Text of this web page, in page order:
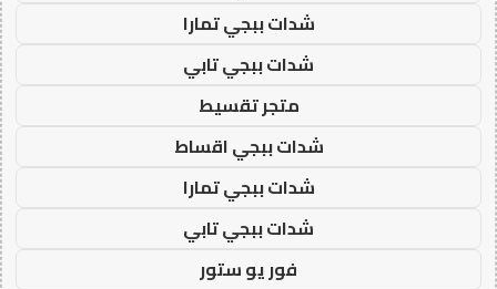
شدات ببجي تمارا
شدات ببجي تابي
متجر تقسيط
شدات ببجي اقساط
شدات ببجي تمارا
شدات ببجي تابي
فور يو ستور